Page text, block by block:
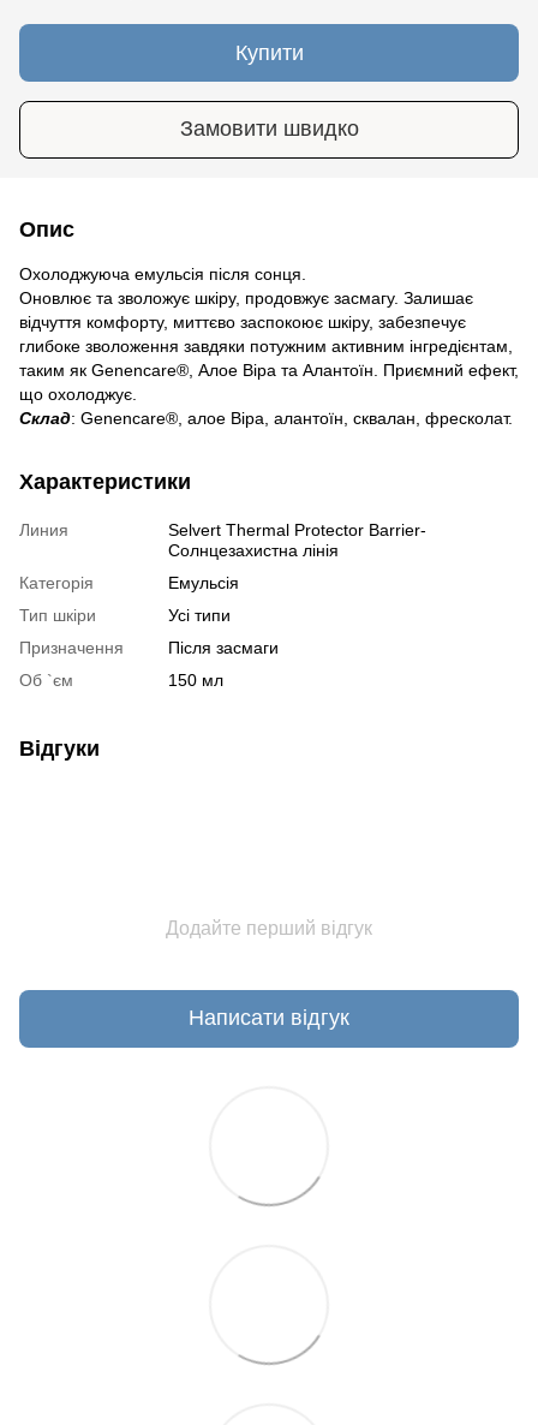
Купити
Замовити швидко
Опис
Охолоджуюча емульсія після сонця.
Оновлює та зволожує шкіру, продовжує засмагу. Залишає
відчуття комфорту, миттєво заспокоює шкіру, забезпечує
глибоке зволоження завдяки потужним активним інгредієнтам,
таким як Genencare®, Алое Віра та Алантоїн. Приємний ефект,
що охолоджує.
Склад: Genencare®, алое Віра, алантоїн, сквалан, фресколат.
Характеристики
Линия
Selvert Thermal Protector Barrier-
Солнцезахистна лінія
Категорія
Емульсія
Тип шкіри
Усі типи
Призначення
Після засмаги
Об `єм
150 мл
Відгуки
Додайте перший відгук
Написати відгук